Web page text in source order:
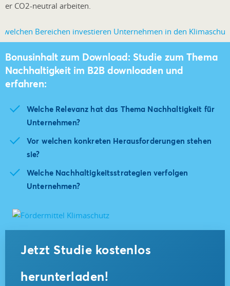
er CO2-neutral arbeiten.
Bonusinhalt zum Download: Studie zum Thema
Nachhaltigkeit im B2B downloaden und
erfahren:
Welche Relevanz hat das Thema Nachhaltigkeit für
Unternehmen?
Vor welchen konkreten Herausforderungen stehen
sie?
Welche Nachhaltigkeitsstrategien verfolgen
Unternehmen?
Jetzt Studie kostenlos
herunterladen!